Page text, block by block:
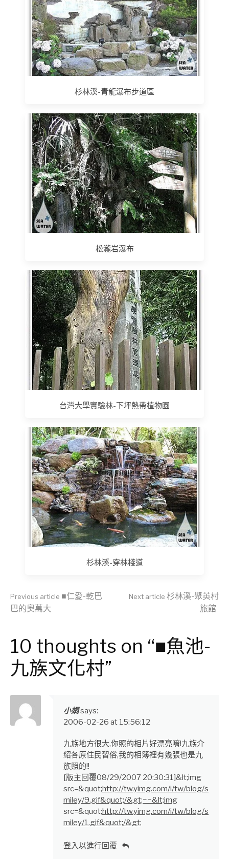
杉林溪-青龍瀑布步道區
松瀧岩瀑布
台灣大學實驗林-下坪熱帶植物園
杉林溪-穿林棧道
Continue
Reading
Previous article ■仁愛-乾巴
巴的奧萬大
Next article 杉林溪-聚英村
旅館
10 thoughts on “■魚池-
九族文化村”
小娟says:
2006-02-26 at 15:56:12
九族地方很大,你照的相片好漂亮唷!九族介
紹各原住民習俗,我的相簿裡有幾張也是九
族照的!!
[版主回覆08/29/2007 20:30:31]&lt;img
src=&quot;http://tw.yimg.com/i/tw/blog/s
miley/9.gif&quot;/&gt;~~&lt;img
src=&quot;http://tw.yimg.com/i/tw/blog/s
miley/1.gif&quot;/&gt;
登入以進行回覆